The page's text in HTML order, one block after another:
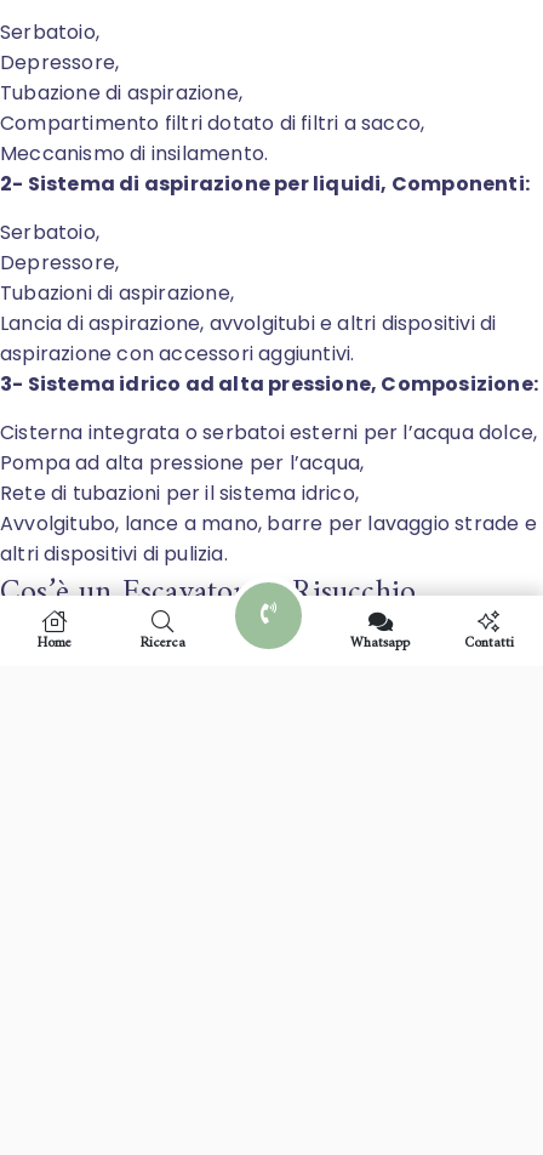
Serbatoio,
Depressore,
Tubazione di aspirazione,
Compartimento filtri dotato di filtri a sacco,
Meccanismo di insilamento.
2- Sistema di aspirazione per liquidi, Componenti:
Serbatoio,
Depressore,
Tubazioni di aspirazione,
Lancia di aspirazione, avvolgitubi e altri dispositivi di
aspirazione con accessori aggiuntivi.
3- Sistema idrico ad alta pressione, Composizione:
Cisterna integrata o serbatoi esterni per l’acqua dolce,
Pompa ad alta pressione per l’acqua,
Rete di tubazioni per il sistema idrico,
Avvolgitubo, lance a mano, barre per lavaggio strade e
altri dispositivi di pulizia.
Cos’è un Escavatore a Risucchio
Castrignano de’ Greci?
Home Ricerca Whatsapp Contatti